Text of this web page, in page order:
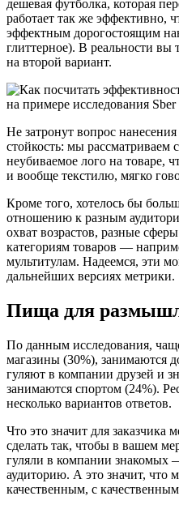
дешевая футболка, которая
работает так же эффективно,
эффектным дорогостоящим
глиттерное). В реальности вы
на второй вариант.
Не затронут вопрос
стойкость: мы рассматриваем
неубиваемое лого на товаре,
и вообще текстилю, мягко
Кроме того, хотелось бы
отношению к разным
охват возрастов, разные
категориям товаров —
мультитулам. Надеемся, эти
дальнейших версиях метрики.
Пища для
По данным исследования,
магазины (30%), занимаются
гуляют в компании друзей и
занимаются спортом (24%).
несколько вариантов ответов.
Что это значит для заказчика
сделать так, чтобы в вашем
гуляли в компании знакомых
аудиторию. А это значит, что
качественным, с